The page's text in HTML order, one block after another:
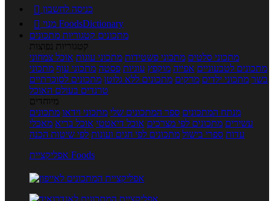
 כניסה לחשבון

מנוי FoodsDictionary
מתכונים קטגוריות מתכונים
קטגוריות נפוצות
מתכוני סלטים מתכוני פשטידות מתכוני עוגות אוכל צמחוני
מתכונים לטבעוניים אפייה מוקפץ עוגיות פסטה מתכוני עוף מתכוני
בשר מתכוני ילדים מרקים מתכונים ללא גלוטן מתכונים לסוכרתיים
טרנדים בעולם האוכל
מיוחדים
מנתח המתכונים ספר המתכונים שלי מתכוני וידאו מתכונים
עשירים מתכונים לפי מצרכים אוכל דיאטטי אוכל בריא מאכלי
עדות ספרי בישול מתכונים לפי חגים ועונות לפי שיטות הכנה
אפליקציית Foods